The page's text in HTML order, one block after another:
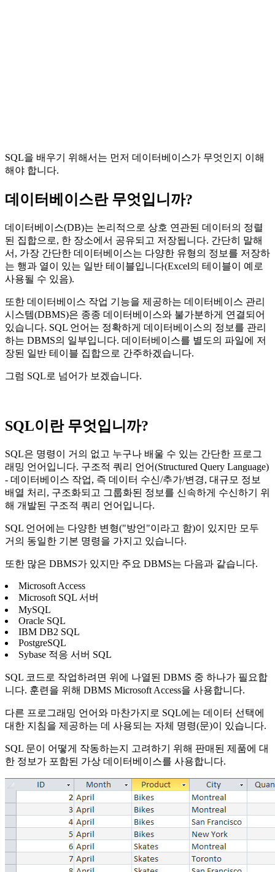
SQL을 배우기 위해서는 먼저 데이터베이스가 무엇인지 이해
해야 합니다.
데이터베이스란 무엇입니까?
데이터베이스(DB)는 논리적으로 상호 연관된 데이터의 정렬
된 집합으로, 한 장소에서 공유되고 저장됩니다. 간단히 말해
서, 가장 간단한 데이터베이스는 다양한 유형의 정보를 저장하
는 행과 열이 있는 일반 테이블입니다(Excel의 테이블이 예로
사용될 수 있음).
또한 데이터베이스 작업 기능을 제공하는 데이터베이스 관리
시스템(DBMS)은 종종 데이터베이스와 불가분하게 연결되어
있습니다. SQL 언어는 정확하게 데이터베이스의 정보를 관리
하는 DBMS의 일부입니다. 데이터베이스를 별도의 파일에 저
장된 일반 테이블 집합으로 간주하겠습니다.
그럼 SQL로 넘어가 보겠습니다.
SQL이란 무엇입니까?
SQL은 명령이 거의 없고 누구나 배울 수 있는 간단한 프로그
래밍 언어입니다. 구조적 쿼리 언어(Structured Query Language)
- 데이터베이스 작업, 즉 데이터 수신/추가/변경, 대규모 정보
배열 처리, 구조화되고 그룹화된 정보를 신속하게 수신하기 위
해 개발된 구조적 쿼리 언어입니다.
SQL 언어에는 다양한 변형("방언"이라고 함)이 있지만 모두
거의 동일한 기본 명령을 가지고 있습니다.
또한 많은 DBMS가 있지만 주요 DBMS는 다음과 같습니다.
Microsoft Access
Microsoft SQL 서버
MySQL
Oracle SQL
IBM DB2 SQL
PostgreSQL
Sybase 적응 서버 SQL
SQL 코드로 작업하려면 위에 나열된 DBMS 중 하나가 필요합
니다. 훈련을 위해 DBMS Microsoft Access을 사용합니다.
다른 프로그래밍 언어와 마찬가지로 SQL에는 데이터 선택에
대한 지침을 제공하는 데 사용되는 자체 명령(문)이 있습니다.
SQL 문이 어떻게 작동하는지 고려하기 위해 판매된 제품에 대
한 정보가 포함된 가상 데이터베이스를 사용합니다.